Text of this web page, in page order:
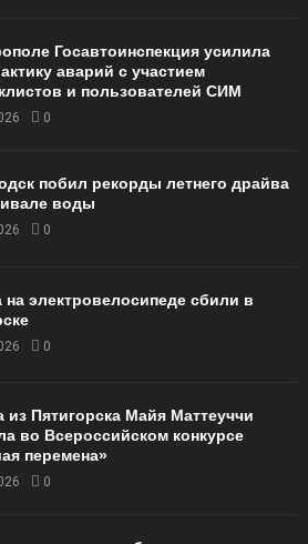
Госавтоинспекция усилила
аварий с участием
и пользователей СИМ
0
побил рекорды летнего драйва
воды
0
на электровелосипеде сбили в
0
из Пятигорска Майя Маттеуччи
во Всероссийском конкурсе
перемена»
0